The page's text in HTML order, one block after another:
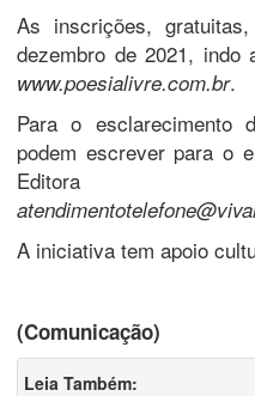
As inscrições,
dezembro de 2021,
www.poesialivre.com.br.
Para o esclarecimento
podem escrever para o
Editora
A iniciativa tem apoio
(Comunicação)
Leia Também: